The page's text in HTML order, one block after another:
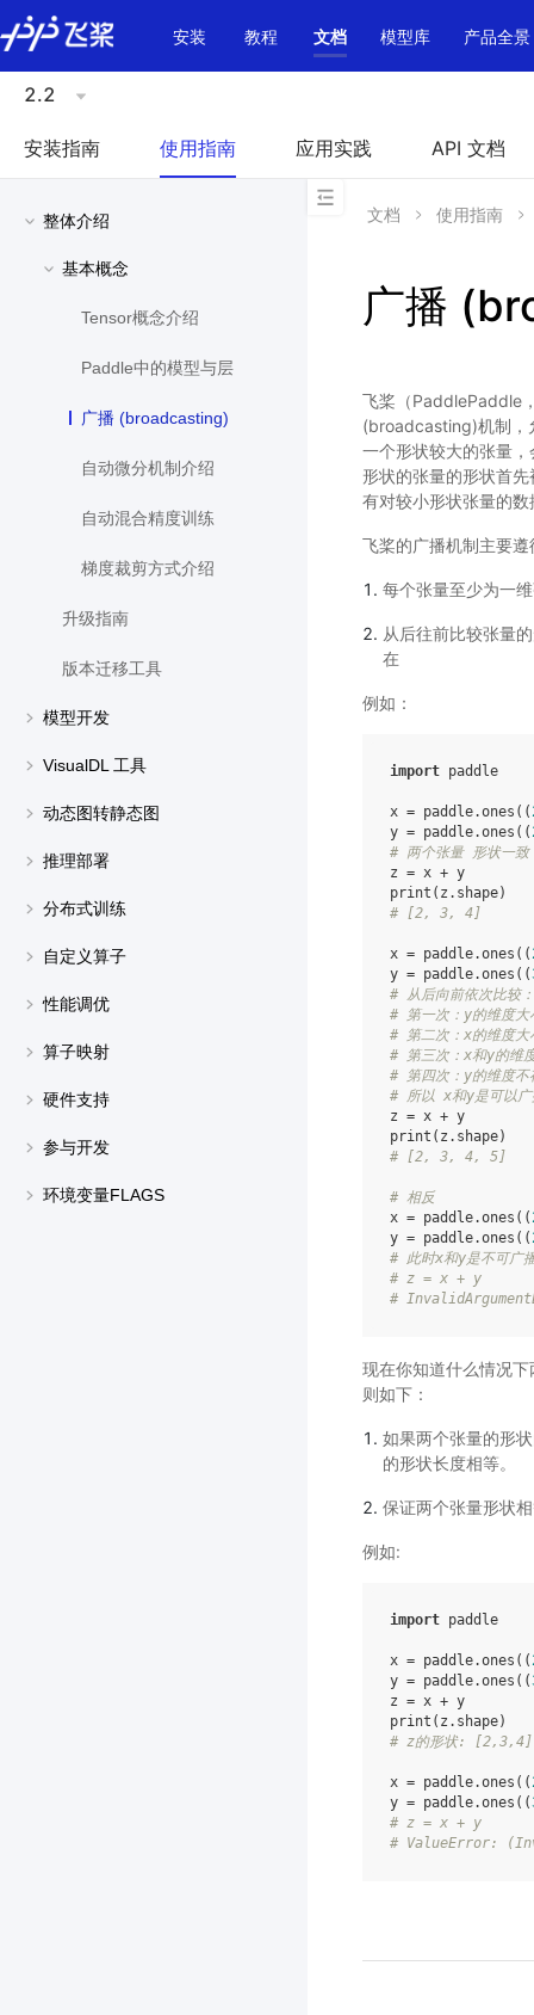
\u200E
安装
教程 文档 模型库 产品全景
2.2
安装指南 使用指南 应用实践 API 文档
整体介绍
基本概念
Tensor概念介绍
Paddle中的模型与层
广播 (broadcasting)
自动微分机制介绍
自动混合精度训练
梯度裁剪方式介绍
升级指南
版本迁移工具
模型开发
VisualDL 工具
动态图转静态图
推理部署
分布式训练
自定义算子
性能调优
算子映射
硬件支持
参与开发
环境变量FLAGS
文档 使用指南
广播
飞桨（PaddlePaddle
(broadcasting)机制，
一个形状较大的张量
形状的张量的形状首
有对较小形状张量的
飞桨的广播机制主要
每个张量至少为一
从后往前比较张量
在
例如：
import paddle
x = paddle.ones ((
y = paddle.ones ((
# 两个张量 形状一致
z = x + y
print ( z . shape)
# [2, 3, 4]
x = paddle.ones ((
y = paddle.ones ((
# 从后向前依次比较：
# 第一次：y的维度大
# 第二次：x的维度大
# 第三次：x和y的维
# 第四次：y的维度不
# 所以 x和y是可以广
z = x + y
print ( z . shape)
# [2, 3, 4, 5]
# 相反
x = paddle.ones ((
y = paddle.ones ((
# 此时x和y是不可广
# z = x + y
#
现在你知道什么情况
则如下：
如果两个张量的形
的形状长度相等。
保证两个张量形状
例如:
import paddle
x = paddle.ones ((
y = paddle.ones ((
z = x + y
print ( z . shape)
# z的形状: [2,3,4]
x = paddle.ones ((
y = paddle.ones ((
# z = x + y
# ValueError: